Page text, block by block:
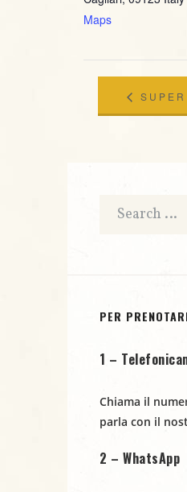
Maps
SUPER
@JAZZINO
PER
1 –
Chiama il
parla con il
2 – WhatsApp